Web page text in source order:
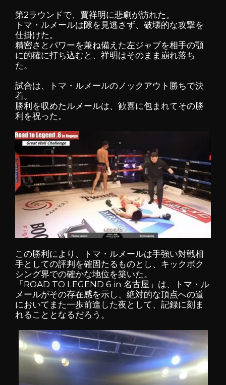
第2ラウンドで、賈祥明に悲劇が訪れた。
トマ・ルメールは隙を見逃さず、破壊的な攻撃を
仕掛けた。
精密さとパワーを兼ね備えた左ジャブを相手の顎
に的確に打ち込むと、祥明はそのまま崩れ落ち
た。
試合は、トマ・ルメールのノックアウト勝ちで決
着。
勝利を収めたルメールは、歓喜に包まれてその勝
利を祝った。
この勝利により、トマ・ルメールは手強い対戦相
手としての評判を確固たるものとし、キックボク
シング界での確かな地位を築いた。
「ROAD TO LEGEND 6 in 名古屋」は、トマ・ル
メールがその存在感を示し、絶対的な頂点への道
においてまた一歩前進した夜として、記録に刻ま
れることとなるだろう。